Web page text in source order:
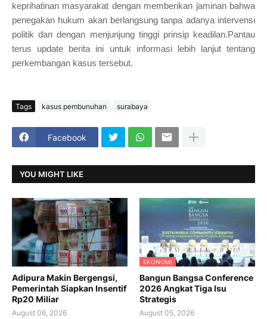
keprihatinan masyarakat dengan memberikan jaminan bahwa
penegakan hukum akan berlangsung tanpa adanya intervensi
politik dan dengan menjunjung tinggi prinsip keadilan.Pantau
terus update berita ini untuk informasi lebih lanjut tentang
perkembangan kasus tersebut.
Tags kasus pembunuhan surabaya
Facebook
YOU MIGHT LIKE
Adipura Makin Bergengsi,
Pemerintah Siapkan Insentif
Rp20 Miliar
August 06, 2026
EKONOMI
Bangun Bangsa Conference
2026 Angkat Tiga Isu
Strategis
August 05, 2026